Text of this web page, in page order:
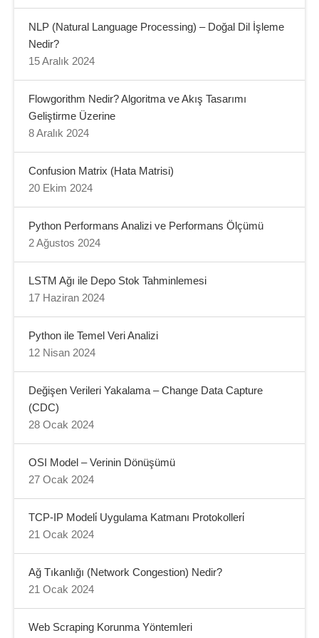
NLP (Natural Language Processing) – Doğal Dil İşleme
Nedir?
15 Aralık 2024
Flowgorithm Nedir? Algoritma ve Akış Tasarımı
Geliştirme Üzerine
8 Aralık 2024
Confusion Matrix (Hata Matrisi)
20 Ekim 2024
Python Performans Analizi ve Performans Ölçümü
2 Ağustos 2024
LSTM Ağı ile Depo Stok Tahminlemesi
17 Haziran 2024
Python ile Temel Veri Analizi
12 Nisan 2024
Değişen Verileri Yakalama – Change Data Capture
(CDC)
28 Ocak 2024
OSI Model – Verinin Dönüşümü
27 Ocak 2024
TCP-IP Modeli̇ Uygulama Katmanı Protokolleri̇
21 Ocak 2024
Ağ Tıkanlığı (Network Congestion) Nedir?
21 Ocak 2024
Web Scraping Korunma Yöntemleri